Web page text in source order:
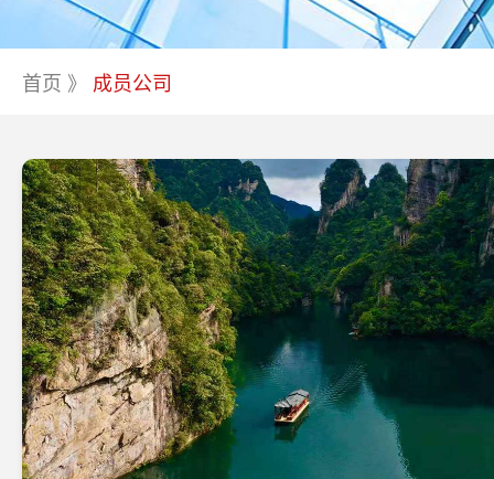
首页 》 成员公司